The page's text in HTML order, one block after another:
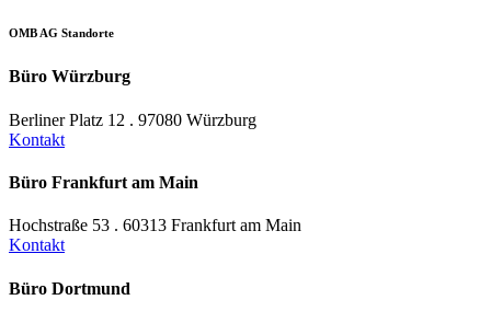
OMB AG Standorte
Büro Würzburg
Berliner Platz 12 . 97080 Würzburg
Kontakt
Büro Frankfurt am Main
Hochstraße 53 . 60313 Frankfurt am Main
Kontakt
Büro Dortmund